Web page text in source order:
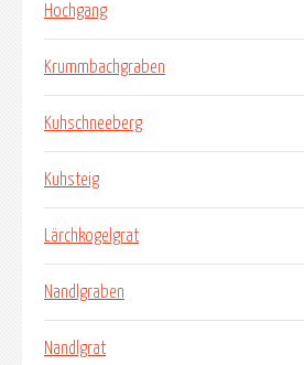
Hochgang
Krummbachgraben
Kuhschneeberg
Kuhsteig
Lärchkogelgrat
Nandlgraben
Nandlgrat